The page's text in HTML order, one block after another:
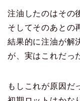
注油したのはその
そしてそのあとの
結果的に注油が解
が、実はこれだっ
もしこれが原因だ